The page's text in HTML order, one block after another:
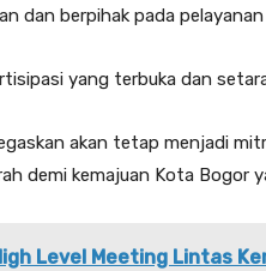
dan berpihak pada pelayanan
yang terbuka dan
akan tetap menjadi
demi kemajuan Kota Bogor
Level Meeting Lintas